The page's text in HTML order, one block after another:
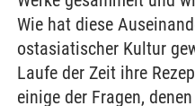
Wie hat diese
ostasiatischer Kultur
Laufe der Zeit ihre
einige der Fragen,